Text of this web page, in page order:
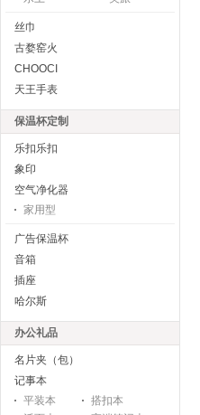
丝巾
古婺窑火
CHOOCI
天王手表
保温杯定制
乐扣乐扣
象印
空气净化器
家用型
广告保温杯
音箱
插座
哈尔斯
办公礼品
名片夹（包）
记事本
平装本
搭扣本